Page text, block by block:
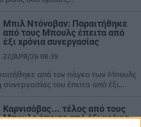
Μπιλ Ντόνοβαν: Παραιτήθηκε
από τους Μπουλς έπειτα από
έξι χρόνια συνεργασίας
22/APR/26 08:39
από τον πάγκο των Μπουλς
συνεργασίας του έπειτα από έξι...
Καρνισόβας… τέλος από τους
Μπουλς έπειτα από έξι χρόνια